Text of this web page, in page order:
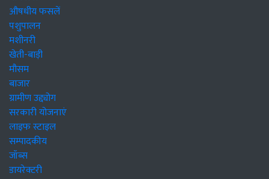
औषधीय फसलें
पशुपालन
मशीनरी
खेती-बाड़ी
मौसम
बाजार
ग्रामीण उद्द्योग
सरकारी योजनाएं
लाइफ स्टाइल
सम्पादकीय
जॉब्स
डायरेक्टरी